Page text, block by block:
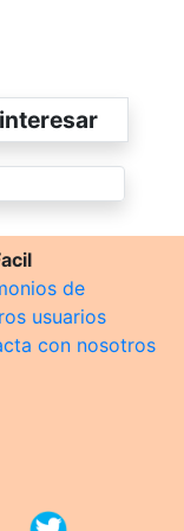
de
usuarios
con nosotros